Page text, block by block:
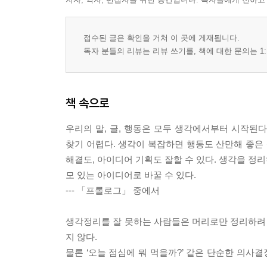
접수된 글은 확인을 거쳐 이 곳에 게재됩니다.
독자 분들의 리뷰는 리뷰 쓰기를, 책에 대한 문의는
책 속으로
우리의 말, 글, 행동은 모두 생각에서부터 시작된
찾기 어렵다. 생각이 복잡하면 행동도 산만해 좋
해결도, 아이디어 기획도 잘할 수 있다. 생각을 정
모 있는 아이디어로 바꿀 수 있다.
--- 「프롤로그」 중에서
생각정리를 잘 못하는 사람들은 머리로만 정리하
지 않다.
물론 ‘오늘 점심에 뭐 먹을까?’ 같은 단순한 의사